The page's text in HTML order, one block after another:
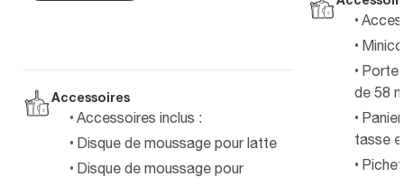
Accessoires
Accessoires inclus :
Disque de moussage pour latte
Disque de moussage pour
de 58
tasse